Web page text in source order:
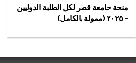
منحة جامعة قطر لكل الطلبة الدوليين
- ٢٠٢٥ (ممولة بالكامل)